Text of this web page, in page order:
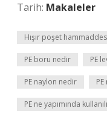
Tarih: Makaleler
Hışır poşet
PE boru nedir PE
PE naylon nedir
PE ne yapımında